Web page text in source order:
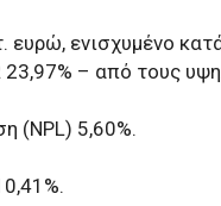
ενισχυμένο
23,97% – από τους
(NPL) 5,60%.